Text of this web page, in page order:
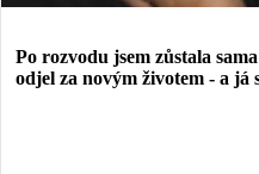
Po rozvodu jsem zůstala
odjel za novým životem - a já